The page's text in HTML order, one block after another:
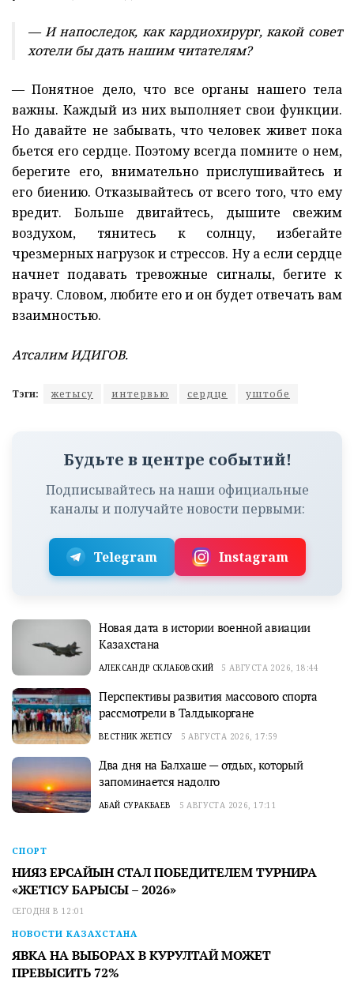
— И напоследок, как кардиохирург, какой совет
хотели бы дать нашим читателям?
— Понятное дело, что все органы нашего тела
важны. Каждый из них выполняет свои функции.
Но давайте не забывать, что человек живет пока
бьется его сердце. Поэтому всегда помните о нем,
берегите его, внимательно прислушивайтесь и
его биению. Отказывайтесь от всего того, что ему
вредит. Больше двигайтесь, дышите свежим
воздухом, тянитесь к солнцу, избегайте
чрезмерных нагрузок и стрессов. Ну а если сердце
начнет подавать тревожные сигналы, бегите к
врачу. Словом, любите его и он будет отвечать вам
взаимностью.
Атсалим ИДИГОВ.
Тэги: жетысу интервью сердце уштобе
Будьте в центре событий!
Подписывайтесь на наши официальные
каналы и получайте новости первыми:
Telegram Instagram
Новая дата в истории военной авиации
Казахстана
АЛЕКСАНДР СКЛАБОВСКИЙ 5 АВГУСТА 2026, 18:44
Перспективы развития массового спорта
рассмотрели в Талдыкоргане
ВЕСТНИК ЖЕТІСУ 5 АВГУСТА 2026, 17:59
Два дня на Балхаше — отдых, который
запоминается надолго
АБАЙ СУРАКБАЕВ 5 АВГУСТА 2026, 17:11
СПОРТ
НИЯЗ ЕРСАЙЫН СТАЛ ПОБЕДИТЕЛЕМ ТУРНИРА
«ЖЕТІСУ БАРЫСЫ – 2026»
СЕГОДНЯ В 12:01
НОВОСТИ КАЗАХСТАНА
ЯВКА НА ВЫБОРАХ В КУРУЛТАЙ МОЖЕТ
ПРЕВЫСИТЬ 72%